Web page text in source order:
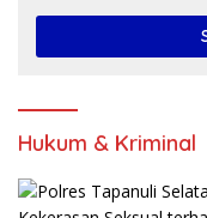
Hukum & Kriminal